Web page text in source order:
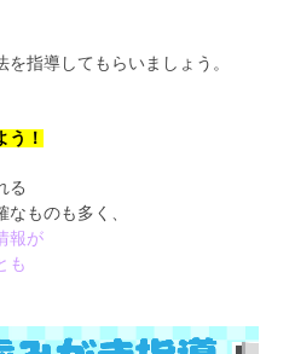
指導してもらいましょう。
う！
る
ものも多く、
報が
も